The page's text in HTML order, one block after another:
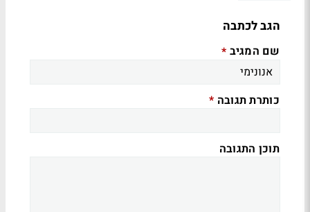
הגב לכתבה
שם המגיב *
כותרת תגובה *
תוכן התגובה